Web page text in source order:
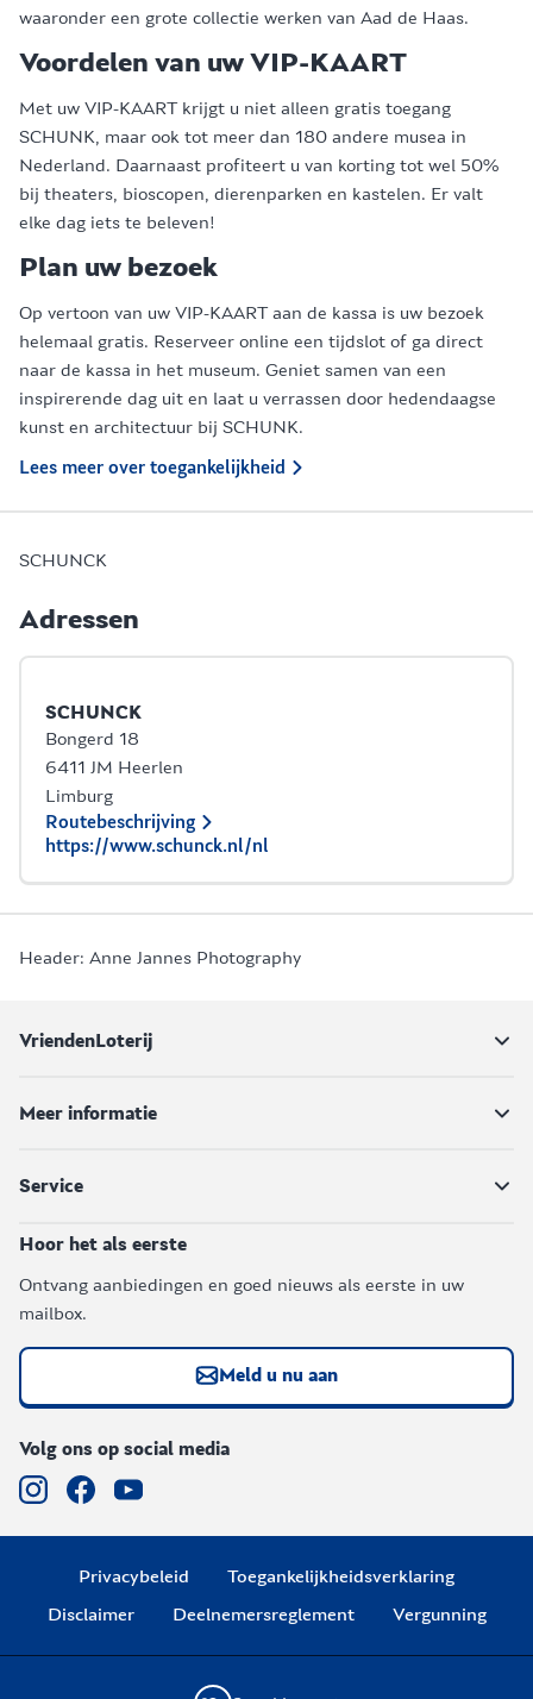
waaronder een grote collectie werken van Aad de Haas.
Voordelen van uw VIP-KAART
Met uw VIP-KAART krijgt u niet alleen gratis toegang
SCHUNK, maar ook tot meer dan 180 andere musea in
Nederland. Daarnaast profiteert u van korting tot wel 50%
bij theaters, bioscopen, dierenparken en kastelen. Er valt
elke dag iets te beleven!
Plan uw bezoek
Op vertoon van uw VIP-KAART aan de kassa is uw bezoek
helemaal gratis. Reserveer online een tijdslot of ga direct
naar de kassa in het museum. Geniet samen van een
inspirerende dag uit en laat u verrassen door hedendaagse
kunst en architectuur bij SCHUNK.
Lees meer over toegankelijkheid
SCHUNCK
Adressen
SCHUNCK
Bongerd 18
6411 JM Heerlen
Limburg
Routebeschrijving
https://www.schunck.nl/nl
Header: Anne Jannes Photography
VriendenLoterij
Meer informatie
Service
Hoor het als eerste
Ontvang aanbiedingen en goed nieuws als eerste in uw
mailbox.
Meld u nu aan
Volg ons op social media
Privacybeleid
Toegankelijkheidsverklaring
Disclaimer
Deelnemersreglement Vergunning